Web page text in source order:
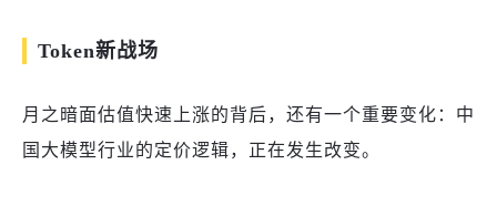
Token新战场
月之暗面估值快速上涨的背后，还有一个重要变化：中
国大模型行业的定价逻辑，正在发生改变。